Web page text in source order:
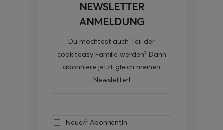
NEWSLETTER
ANMELDUNG
Du möchtest auch Teil der
cookiteasy Familie werden? Dann
abonniere jetzt gleich meinen
Newsletter!
Neue/r AbonnentIn